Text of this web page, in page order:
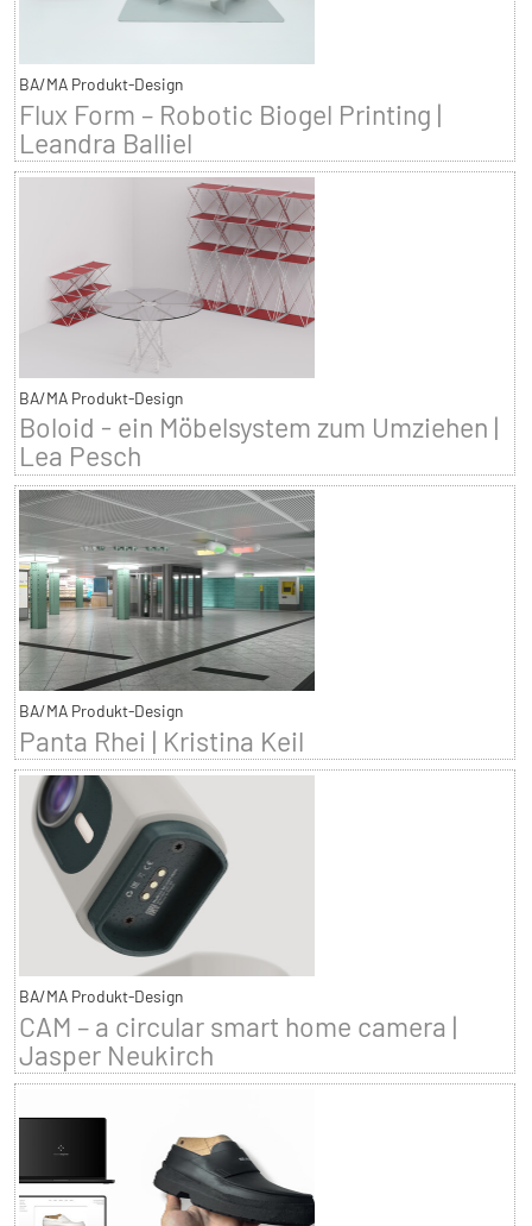
BA/MA Produkt-Design
Flux Form – Robotic Biogel Printing |
Leandra Balliel
BA/MA Produkt-Design
Boloid - ein Möbelsystem zum Umziehen |
Lea Pesch
BA/MA Produkt-Design
Panta Rhei | Kristina Keil
BA/MA Produkt-Design
CAM – a circular smart home camera |
Jasper Neukirch